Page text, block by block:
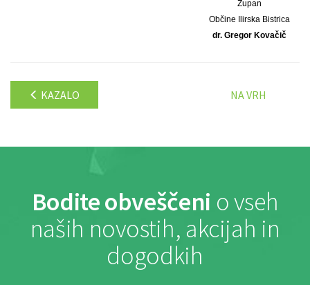
Župan
Občine Ilirska Bistrica
dr. Gregor Kovačič
KAZALO NA VRH
Bodite obveščeni o vseh
naših novostih, akcijah in
dogodkih